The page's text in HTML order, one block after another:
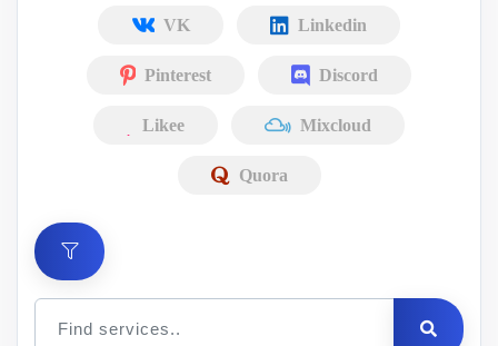
VK Linkedin
Pinterest Discord
Likee Mixcloud
Quora